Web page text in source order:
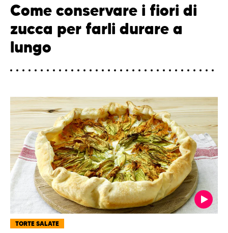
Come conservare i fiori di
zucca per farli durare a
lungo
TORTE SALATE